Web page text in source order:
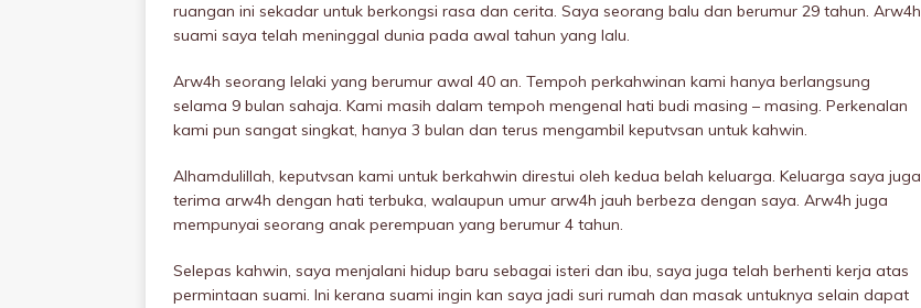
ruangan ini sekadar untuk berkongsi rasa dan cerita. Saya seorang balu dan berumur 29 tahun. Arw4h
suami saya telah meninggaI dunia pada awal tahun yang lalu.
Arw4h seorang lelaki yang berumur awal 40 an. Tempoh perkahwinan kami hanya berlangsung
selama 9 bulan sahaja. Kami masih dalam tempoh mengenal hati budi masing – masing. Perkenalan
kami pun sangat singkat, hanya 3 bulan dan terus mengambil keputvsan untuk kahwin.
Alhamdulillah, keputvsan kami untuk berkahwin direstui oleh kedua beIah keluarga. Keluarga saya juga
terima arw4h dengan hati terbuka, walaupun umur arw4h jauh berbeza dengan saya. Arw4h juga
mempunyai seorang anak perempuan yang berumur 4 tahun.
Selepas kahwin, saya menjalani hidup baru sebagai isteri dan ibu, saya juga telah berhenti kerja atas
permintaan suami. Ini kerana suami ingin kan saya jadi suri rumah dan masak untuknya selain dapat